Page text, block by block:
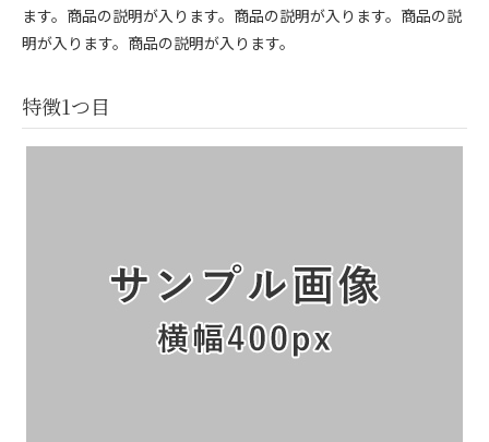
ます。商品の説明が入ります。商品の説明が入ります。商品の説
明が入ります。商品の説明が入ります。
特徴1つ目